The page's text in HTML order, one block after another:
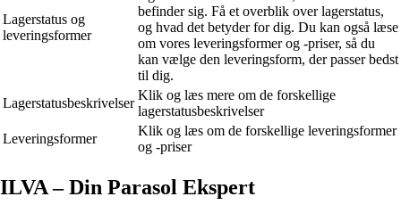
Lagerstatus og
leveringsformer
befinder sig. Få et overblik over lagerstatus,
og hvad det betyder for dig. Du kan også læse
om vores leveringsformer og -priser, så du
kan vælge den leveringsform, der passer bedst
til dig.
Lagerstatusbeskrivelser
Klik og læs mere om de forskellige
lagerstatusbeskrivelser
Leveringsformer
Klik og læs om de forskellige leveringsformer
og -priser
ILVA – Din Parasol Ekspert